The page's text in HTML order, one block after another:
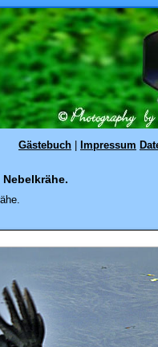
Gästebuch Impressum